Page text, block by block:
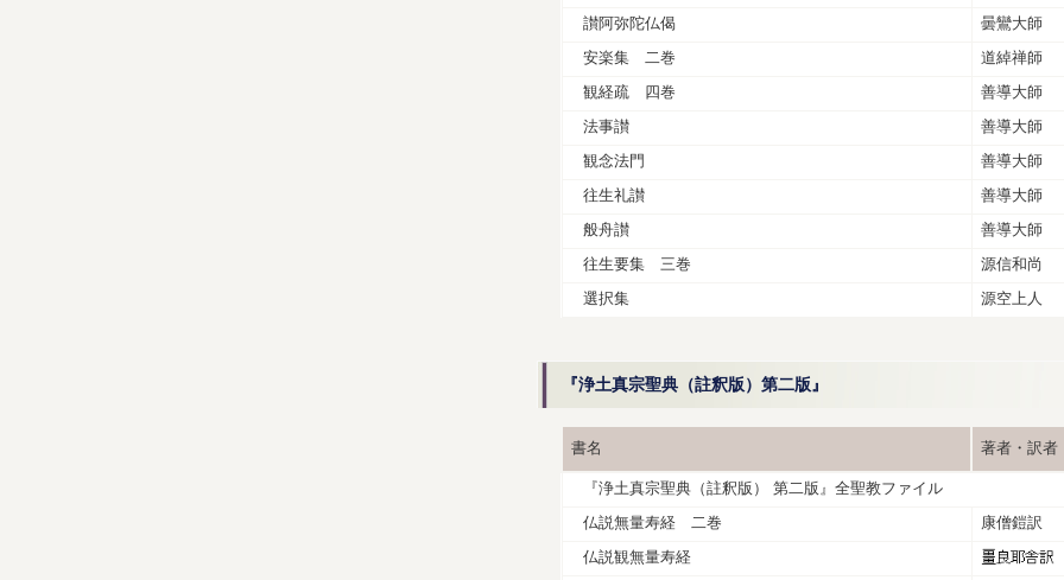
讃阿弥陀仏偈 曇鸞大師
安楽集 二巻 道綽禅師
観経疏 四巻 善導大師
法事讃 善導大師
観念法門 善導大師
往生礼讃 善導大師
般舟讃 善導大師
往生要集 三巻 源信和尚
選択集 源空上人
『浄土真宗聖典（註釈版）第二版』
書名 著者・訳者
『浄土真宗聖典（註釈版） 第二版』全聖教ファイル
仏説無量寿経 二巻 康僧鎧訳
仏説観無量寿経